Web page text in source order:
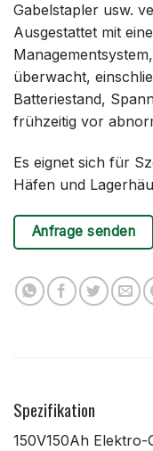
Gabelstapler usw.
Ausgestattet mit
überwacht,
Batteriestand,
frühzeitig vor
Es eignet sich für
Häfen und
Anfrage senden
Spezifikation
150V150Ah